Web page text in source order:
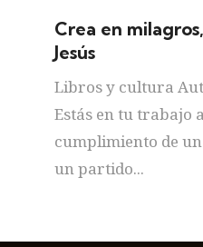
Crea en
Jesús
Libros y cultura
Estás en tu trabajo
cumplimiento de
un partido...